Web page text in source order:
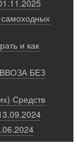
и как
БЕЗ
Средств